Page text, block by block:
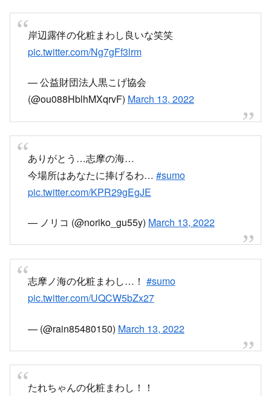
岸辺露伴の化粧まわし良いな笑笑
pic.twitter.com/Ng7gFf3lrm
— 公益財団法人黒こげ協会
(@ou088HblhMXqrvF) March 13, 2022
ありがとう…志摩の海…
今場所はあなたに捧げるわ… #sumo
pic.twitter.com/KPR29gEgJE
— ノリコ (@noriko_gu55y) March 13, 2022
志摩ノ海の化粧まわし…！ #sumo
pic.twitter.com/UQCW5bZx27
— (@rain85480150) March 13, 2022
たれちゃんの化粧まわし！！